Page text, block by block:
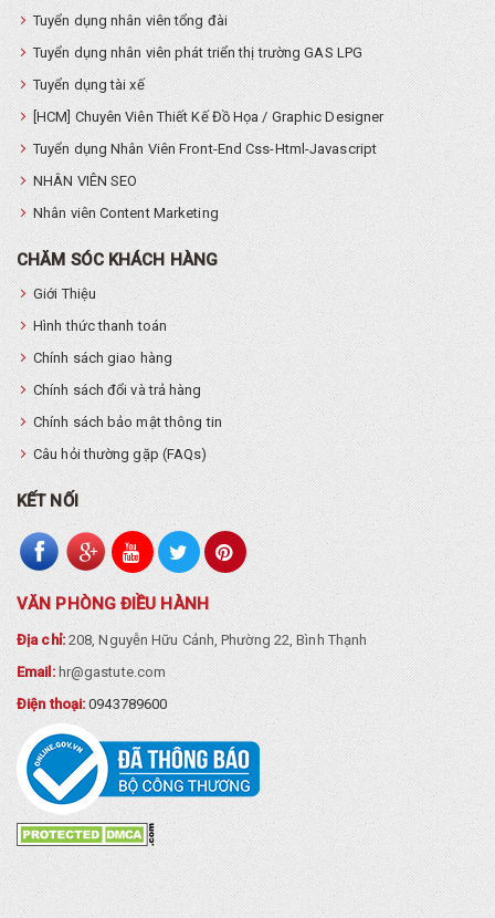
Tuyển dụng nhân viên tổng đài
Tuyển dụng nhân viên phát triển thị trường GAS LPG
Tuyển dụng tài xế
[HCM] Chuyên Viên Thiết Kế Đồ Họa / Graphic Designer
Tuyển dụng Nhân Viên Front-End Css-Html-Javascript
NHÂN VIÊN SEO
Nhân viên Content Marketing
CHĂM SÓC KHÁCH HÀNG
Giới Thiệu
Hình thức thanh toán
Chính sách giao hàng
Chính sách đổi và trả hàng
Chính sách bảo mật thông tin
Câu hỏi thường gặp (FAQs)
KẾT NỐI
VĂN PHÒNG ĐIỀU HÀNH
Địa chỉ:208, Nguyễn Hữu Cảnh, Phường 22, Bình Thạnh
Email: hr@gastute.com
Điện thoại:0943789600